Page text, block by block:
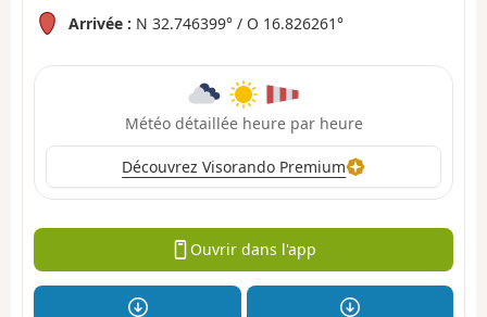
Arrivée : N 32.746399° / O 16.826261°
Météo détaillée heure par heure
Découvrez Visorando Premium
Ouvrir dans l'app